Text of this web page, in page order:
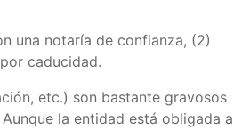
una notaría de confianza, (2)
caducidad.
etc.) son bastante gravosos
Aunque la entidad está obligada a